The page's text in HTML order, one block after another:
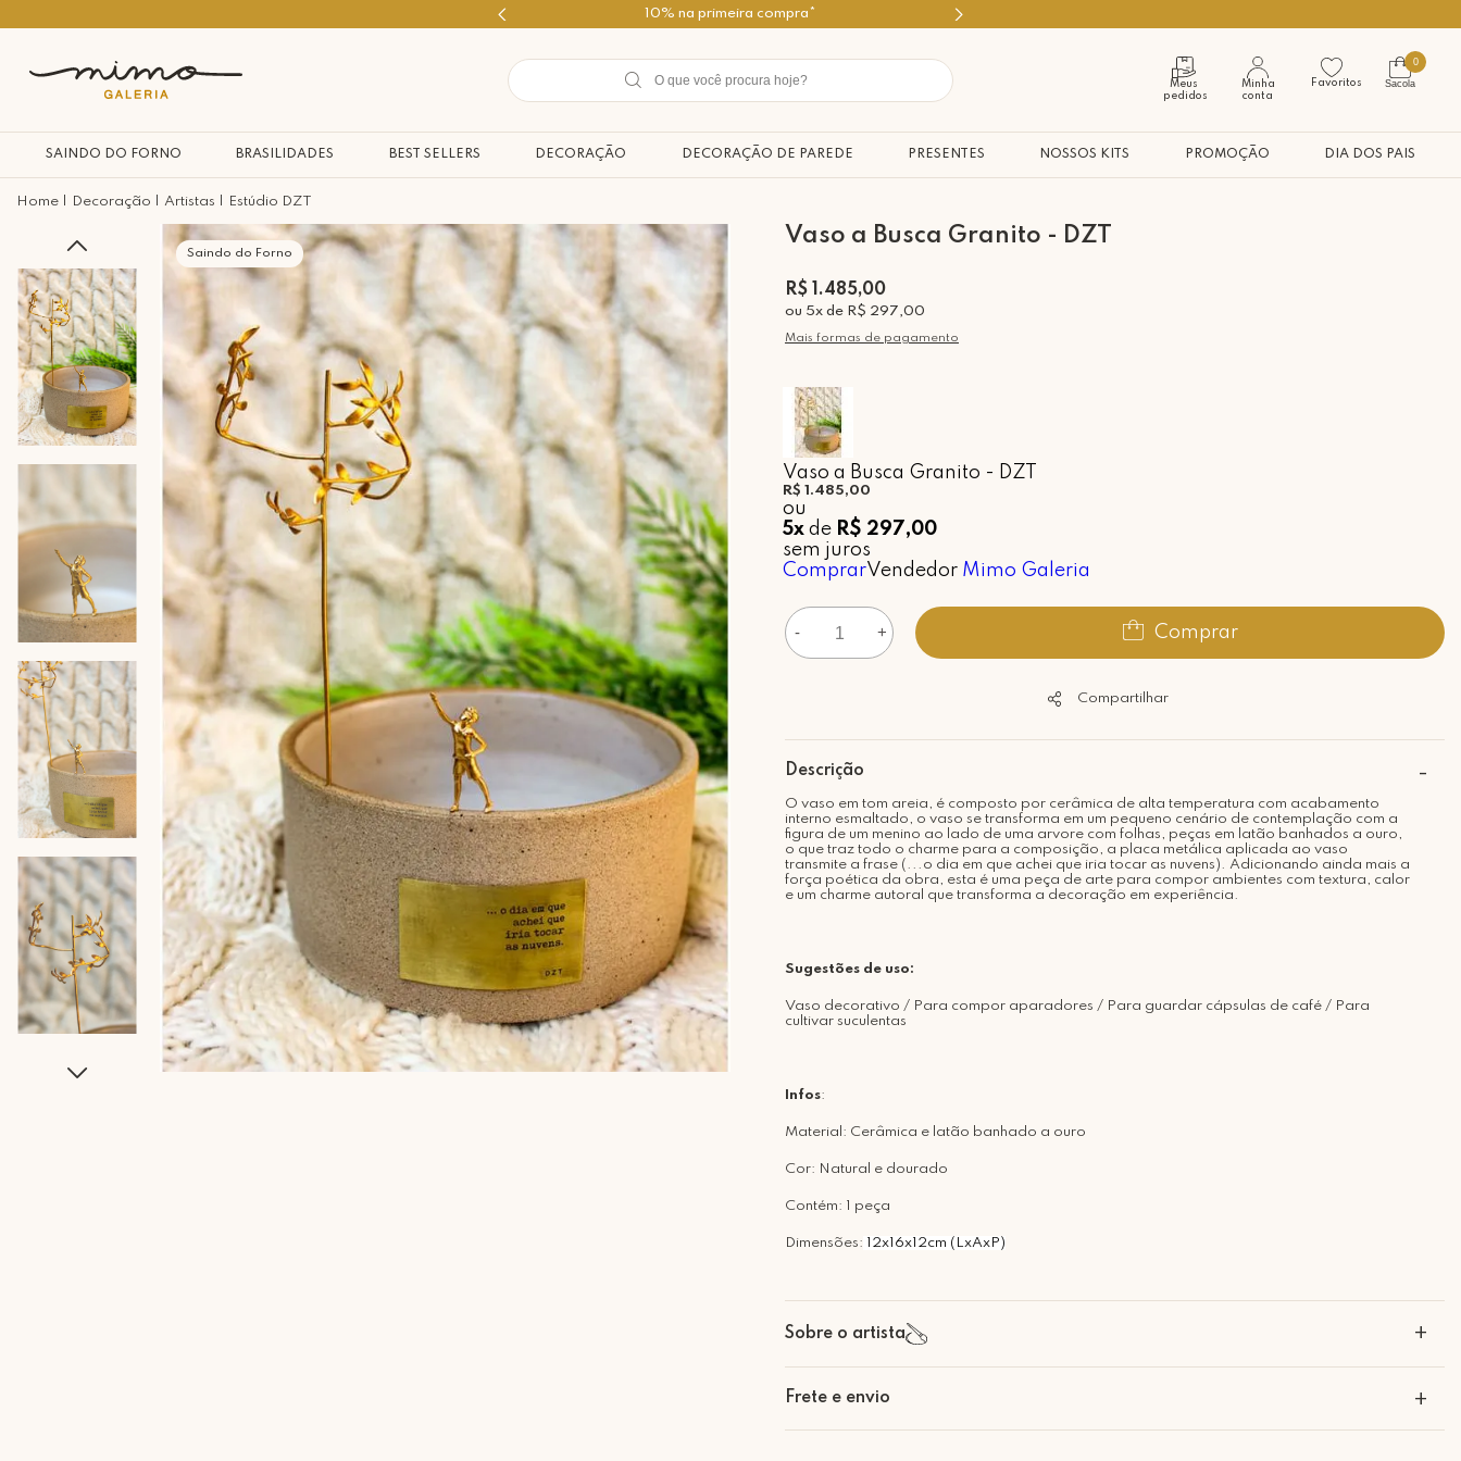
Use o cupom PRIMEIROMIMO
Meus
pedidos
Minha
conta
Favoritos
0
Sacola
SAINDO DO FORNO BRASILIDADES BEST SELLERS DECORAÇÃO DECORAÇÃO DE PAREDE PRESENTES NOSSOS KITS PROMOÇÃO DIA DOS PAIS
Decoração Artistas Estúdio DZT
Saindo do Forno
Vaso a Busca Granito - DZT
R$ 1.485,00
ou 5x de R$ 297,00
Mais formas de pagamento
Vaso a Busca Granito - DZT
R$ 1.485,00
ou
5x de R$ 297,00
sem juros
ComprarVendedor Mimo Galeria
- + Comprar
Compartilhar
Descrição
O vaso em tom areia, é composto por cerâmica de alta temperatura com acabamento
interno esmaltado, o vaso se transforma em um pequeno cenário de contemplação com a
figura de um menino ao lado de uma arvore com folhas, peças em latão banhados a ouro,
o que traz todo o charme para a composição, a placa metálica aplicada ao vaso
transmite a frase (...o dia em que achei que iria tocar as nuvens). Adicionando ainda mais a
força poética da obra, esta é uma peça de arte para compor ambientes com textura, calor
e um charme autoral que transforma a decoração em experiência.
Sugestões de uso:
Vaso decorativo / Para compor aparadores / Para guardar cápsulas de café / Para
cultivar suculentas
Infos:
Material: Cerâmica e latão banhado a ouro
Cor: Natural e dourado
Contém: 1 peça
Dimensões: 12x16x12cm (LxAxP)
Sobre o artista +
Gabriel Dalzotto Leite
Frete e envio +